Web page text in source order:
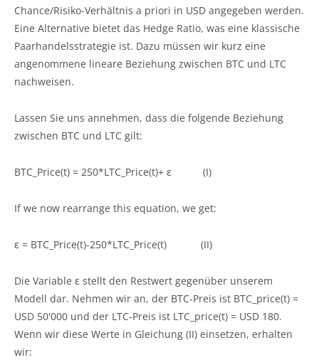
Chance/Risiko-Verhältnis a priori in USD angegeben werden.
Eine Alternative bietet das Hedge Ratio, was eine klassische
Paarhandelsstrategie ist. Dazu müssen wir kurz eine
angenommene lineare Beziehung zwischen BTC und LTC
nachweisen.
Lassen Sie uns annehmen, dass die folgende Beziehung
zwischen BTC und LTC gilt:
BTC_Price(t) = 250*LTC_Price(t)+ ε (I)
If we now rearrange this equation, we get:
ε = BTC_Price(t)-250*LTC_Price(t) (II)
Die Variable ε stellt den Restwert gegenüber unserem
Modell dar. Nehmen wir an, der BTC-Preis ist BTC_price(t) =
USD 50'000 und der LTC-Preis ist LTC_price(t) = USD 180.
Wenn wir diese Werte in Gleichung (II) einsetzen, erhalten
wir: